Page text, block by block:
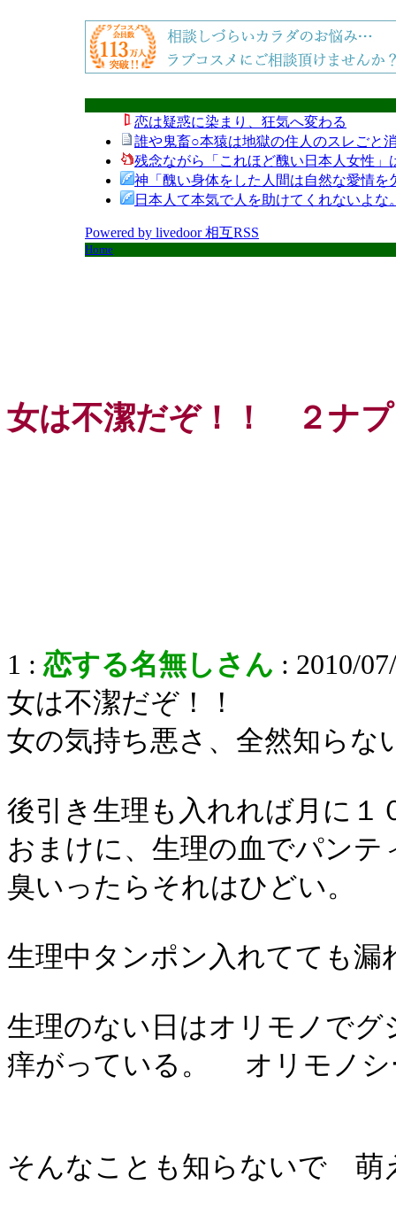
恋は疑惑に染まり、狂気へ変わる
誰や鬼畜○本猿は地獄の住人のスレごと
残念ながら「これほど醜い日本人女性
神「醜い身体をした人間は自然な愛情を
日本人て本気で人を助けてくれないよ
Powered by livedoor 相互RSS
Home
女は不潔だぞ！！ ２ナ
1 : 恋する名無しさん : 2010/
女は不潔だぞ！！
女の気持ち悪さ、全然知らな
後引き生理も入れれば月に１
おまけに、生理の血でパン
臭いったらそれはひどい。
生理中タンポン入れてても
生理のない日はオリモノで
痒がっている。 オリモノシ
そんなことも知らないで 萌